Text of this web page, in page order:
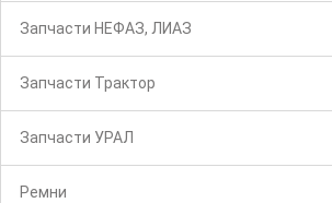
Запчасти НЕФАЗ, ЛИАЗ
Запчасти Трактор
Запчасти УРАЛ
Ремни